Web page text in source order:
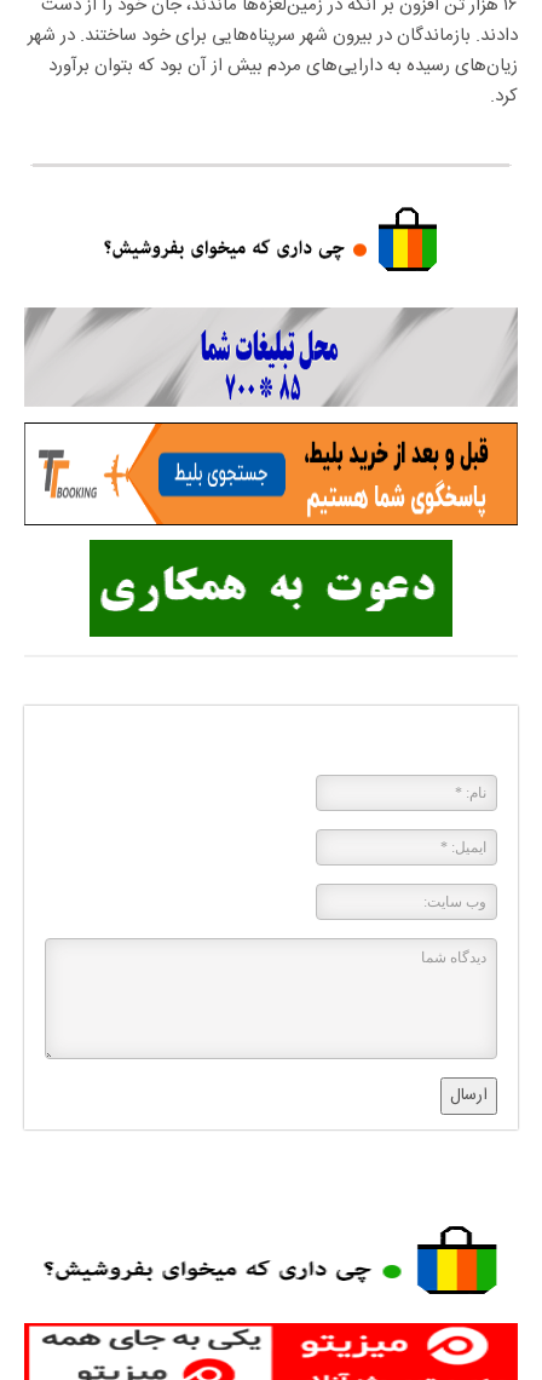
دادند. بازماندگان در بیرون شهر سرپناه‌هایی برای خود ساختند. در شهر
زیان‌های رسیده به دارایی‌های مردم بیش از آن بود که بتوان برآورد
کرد.
ارسال